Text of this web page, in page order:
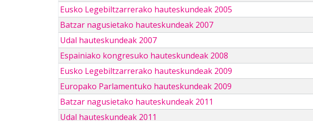
Eusko Legebiltzarrerako hauteskundeak 2005
Batzar nagusietako hauteskundeak 2007
Udal hauteskundeak 2007
Espainiako kongresuko hauteskundeak 2008
Eusko Legebiltzarrerako hauteskundeak 2009
Europako Parlamentuko hauteskundeak 2009
Batzar nagusietako hauteskundeak 2011
Udal hauteskundeak 2011